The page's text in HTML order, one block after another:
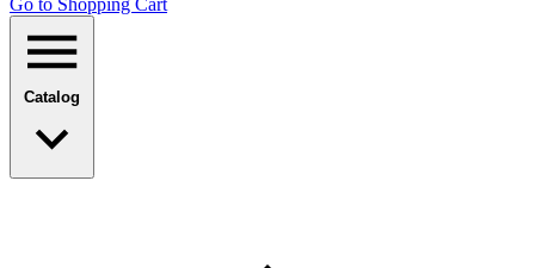
Go to Shopping Сart
Catalog